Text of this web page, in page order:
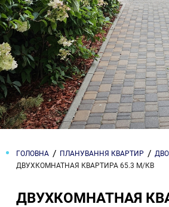
ГОЛОВНА ПЛАНУВАННЯ КВАРТИР
ДВУХКОМНАТНАЯ КВАРТИРА 65.3 М/КВ
ДВУХКОМНАТНАЯ